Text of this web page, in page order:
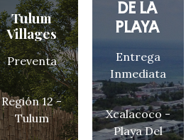
Tulum
Villages
Preventa
Región 12 -
Tulum
DE LA
PLAYA
Entrega
Inmediata
Xcalacoco -
Playa Del